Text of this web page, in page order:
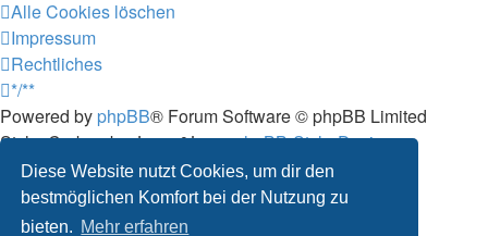
Diese Website nutzt Cookies, um dir den
bestmöglichen Komfort bei der Nutzung zu
bieten. Mehr erfahren
Alle Cookies löschen
Impressum
Rechtliches
*/**
Powered by phpBB® Forum Software © phpBB Limited
Style: Carbon by Joyce&LunaphpBB-Style-Design
Deutsche Übersetzung durchphpBB.de
Datenschutz|Nutzungsbedingungen